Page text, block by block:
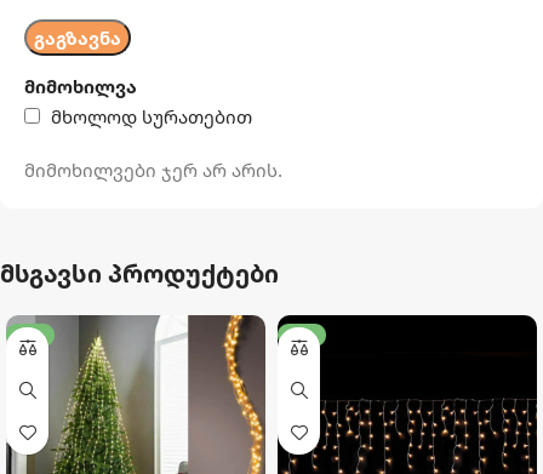
მიმოხილვა
მხოლოდ სურათებით
მიმოხილვები ჯერ არ არის.
მსგავსი პროდუქტები
-14% -17%